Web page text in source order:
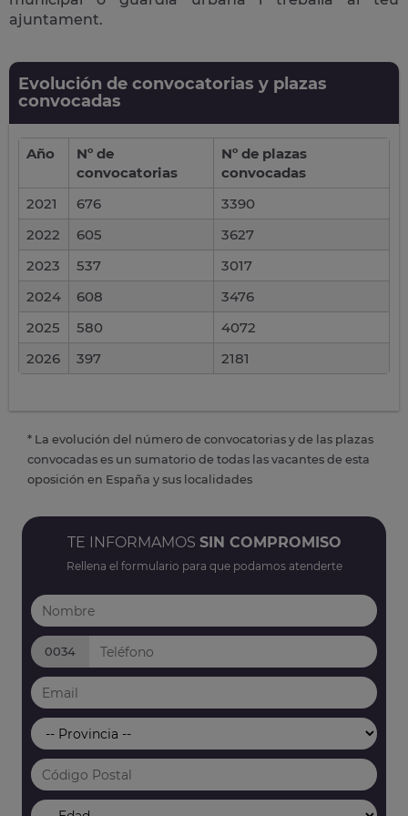
ajuntament.
Evolución de convocatorias y plazas
convocadas
Año
Nº de
convocatorias
Nº de plazas
convocadas
2021
676
3390
2022
605
3627
2023
537
3017
2024
608
3476
2025
580
4072
2026
397 2181
* La evolución del número de convocatorias y de las plazas
convocadas es un sumatorio de todas las vacantes de esta
oposición en España y sus localidades
TE INFORMAMOS SIN COMPROMISO
Rellena el formulario para que podamos atenderte
0034